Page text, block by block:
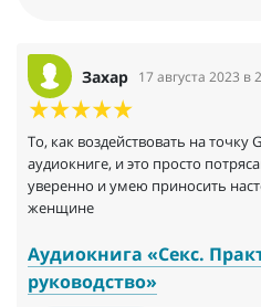
Захар 17 августа 2023 в
То, как воздействовать на точку
аудиокниге, и это просто
уверенно и умею приносить
женщине
Аудиокнига «Секс.
руководство»